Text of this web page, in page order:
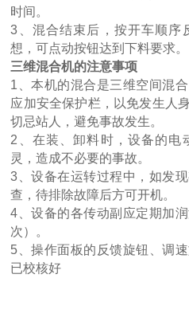
时间。
3、混合结束后，按开车顺序
想，可点动按钮达到下料要求。
三维混合机的注意事项
1、本机的混合是三维空间混
应加安全保护栏，以免发生人
切忌站人，避免事故发生。
2、在装、卸料时，设备的电
灵，造成不必要的事故。
3、设备在运转过程中，如发
查，待排除故障后方可开机。
4、设备的各传动副应定期加
次）。
5、操作面板的反馈旋钮、调
已校核好